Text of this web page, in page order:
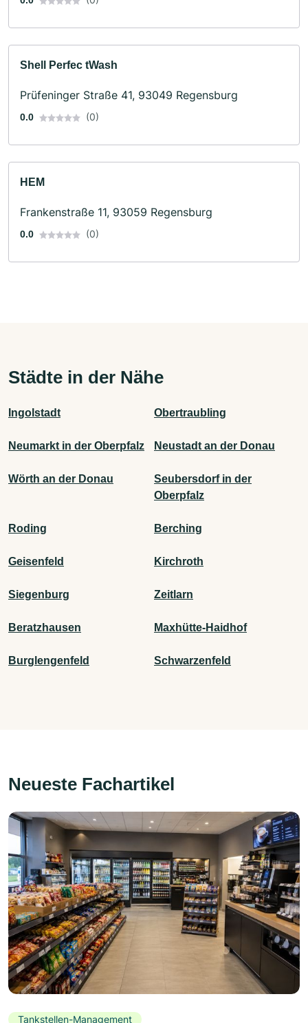
Shell Perfec tWash
Prüfeninger Straße 41, 93049 Regensburg
0.0 (0)
HEM
Frankenstraße 11, 93059 Regensburg
0.0 (0)
Städte in der Nähe
Ingolstadt Obertraubling
Neumarkt in der Oberpfalz Neustadt an der Donau
Wörth an der Donau
Seubersdorf in der
Oberpfalz
Roding Berching
Geisenfeld Kirchroth
Siegenburg Zeitlarn
Beratzhausen Maxhütte-Haidhof
Burglengenfeld Schwarzenfeld
Neueste Fachartikel
Tankstellen-Management